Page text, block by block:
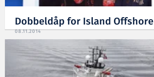
Dobbeldåp for Island Offshore
08.11.2014